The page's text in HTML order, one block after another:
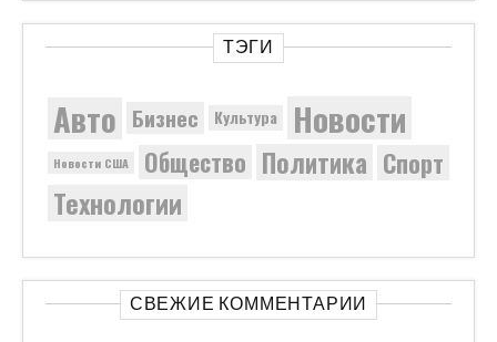
ТЭГИ
Авто Бизнес Культура Новости
Новости США Общество Политика Спорт
Технологии
СВЕЖИЕ КОММЕНТАРИИ